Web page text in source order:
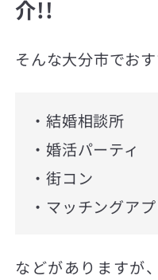
介!!
そんな大分市でお
・結婚相談所
・婚活パーティ
・街コン
・マッチングアプ
などがありますが